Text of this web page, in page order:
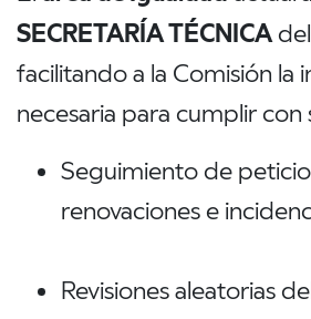
SECRETARÍA TÉCNICA
facilitando a la Comisión la
necesaria para cumplir con
Seguimiento de
renovaciones e
Revisiones aleatorias